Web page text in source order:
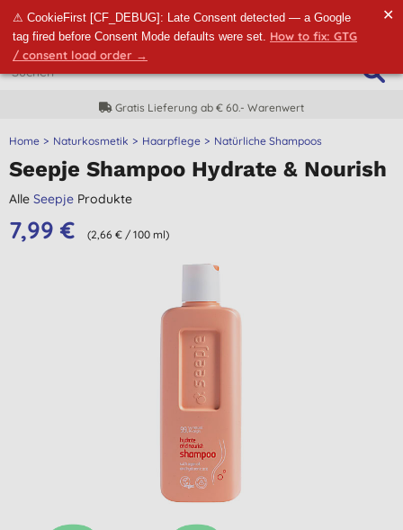
⚠ CookieFirst [CF_DEBUG]: Late Consent detected — a Google
tag fired before Consent Mode defaults were set. How to fix: GTG
/ consent load order →
✕
Lieferung ab € 60.- Warenwert
Home Naturkosmetik Haarpflege Natürliche Shampoos
Seepje Shampoo Hydrate & Nourish
Alle Seepje Produkte
7,99 € (2,66 € / 100 ml)